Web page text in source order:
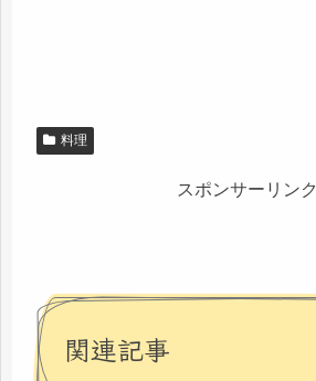
料理
スポンサーリンク
関連記事